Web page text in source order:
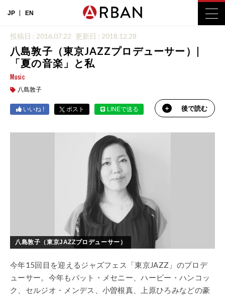
JP EN
投稿日 : 2016.07.22 更新日 : 2018.12.28
八島敦子（東京JAZZプロデューサー）|
「夏の音楽」と私
Music
八島敦子
いいね ! ポスト LINEで送る 後で読む
八島敦子（東京JAZZプロデューサー）
今年15回目を迎えるジャズフェス「東京JAZZ」のプロデ
ューサー。今年もパット・メセニー、ハービー・ハンコッ
ク、セルジオ・メンデス、小曽根真、上原ひろみなどの豪